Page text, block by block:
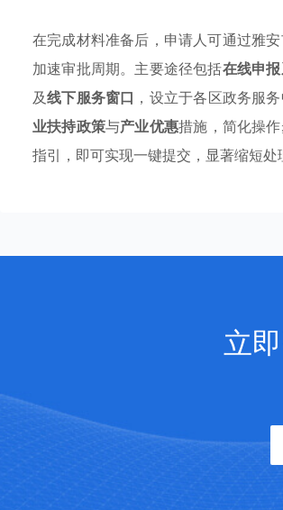
在完成材料准备后，申请人可通过雅
加速审批周期。主要途径包括在线申
及线下服务窗口 ，设立于各区政务服
业扶持政策与产业优惠措施，简化操
指引，即可实现一键提交，显著缩短
立